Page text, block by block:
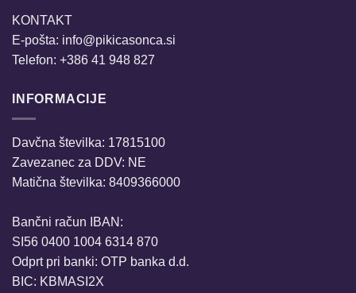
KONTAKT
E-pošta: info@pikicasonca.si
Telefon: +386 41 948 827
INFORMACIJE
Davčna številka: 17815100
Zavezanec za DDV: NE
Matična številka: 8409366000
Bančni račun IBAN:
SI56 0400 1004 6314 870
Odprt pri banki: OTP banka d.d.
BIC: KBMASI2X